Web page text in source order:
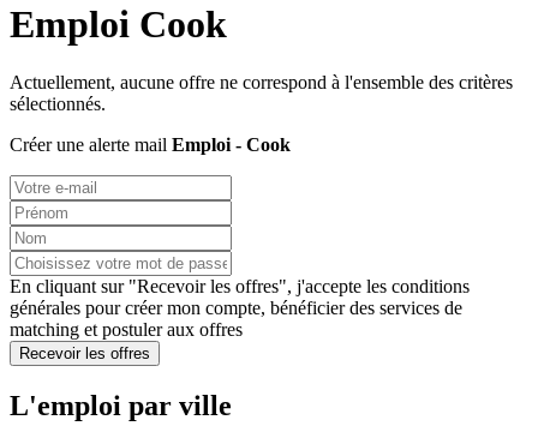
Emploi Cook
Actuellement, aucune offre ne correspond à l'ensemble des critères
sélectionnés.
Créer une alerte mail Emploi - Cook
En cliquant sur "Recevoir les offres", j'accepte les conditions
générales pour créer mon compte, bénéficier des services de
matching et postuler aux offres
Recevoir les offres
L'emploi par ville